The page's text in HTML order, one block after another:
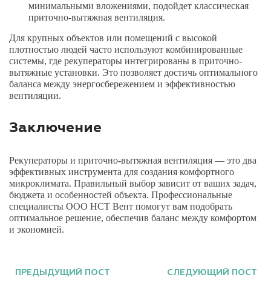
минимальными вложениями, подойдет классическая
приточно-вытяжная вентиляция.
Для крупных объектов или помещений с высокой
плотностью людей часто используют комбинированные
системы, где рекуператоры интегрированы в приточно-
вытяжные установки. Это позволяет достичь оптимального
баланса между энергосбережением и эффективностью
вентиляции.
Заключение
Рекуператоры и приточно-вытяжная вентиляция — это два
эффективных инструмента для создания комфортного
микроклимата. Правильный выбор зависит от ваших задач,
бюджета и особенностей объекта. Профессиональные
специалисты ООО НСТ Вент помогут вам подобрать
оптимальное решение, обеспечив баланс между комфортом
и экономией.
ПРЕДЫДУЩИЙ ПОСТ СЛЕДУЮЩИЙ ПОСТ